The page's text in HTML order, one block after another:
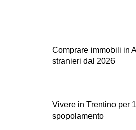
Comprare immobili in
stranieri dal 2026
Vivere in Trentino per
spopolamento